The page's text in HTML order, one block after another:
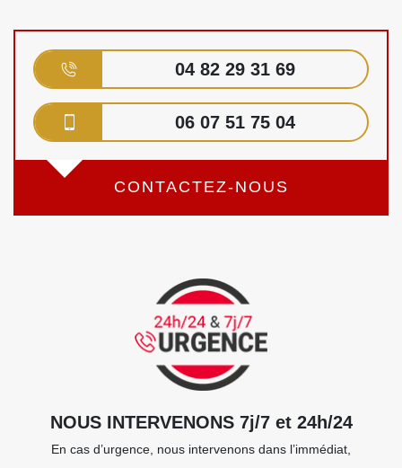
04 82 29 31 69
06 07 51 75 04
CONTACTEZ-NOUS
NOUS INTERVENONS 7j/7 et 24h/24
En cas d’urgence, nous intervenons dans l’immédiat,